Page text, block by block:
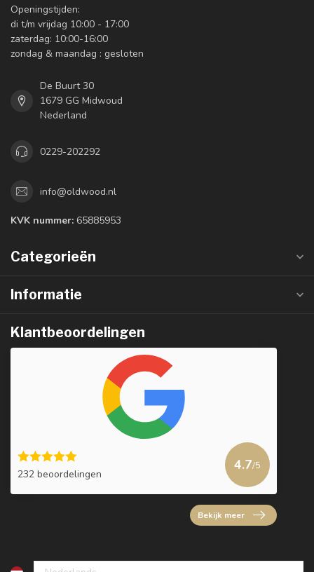
Openingstijden:
di t/m vrijdag 10:00 - 17:00
zaterdag: 10:00-16:00
zondag & maandag : gesloten
De Buurt 30
1679 GG Midwoud
Nederland
0229-202292
info@oldwood.nl
KVK nummer: 65885953
Categorieën
Informatie
Klantbeoordelingen
232 beoordelingen
4.7/5
Bekijk meer